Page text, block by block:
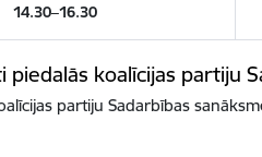
14.30–16.30
koalīcijas partiju
partiju Sadarbības